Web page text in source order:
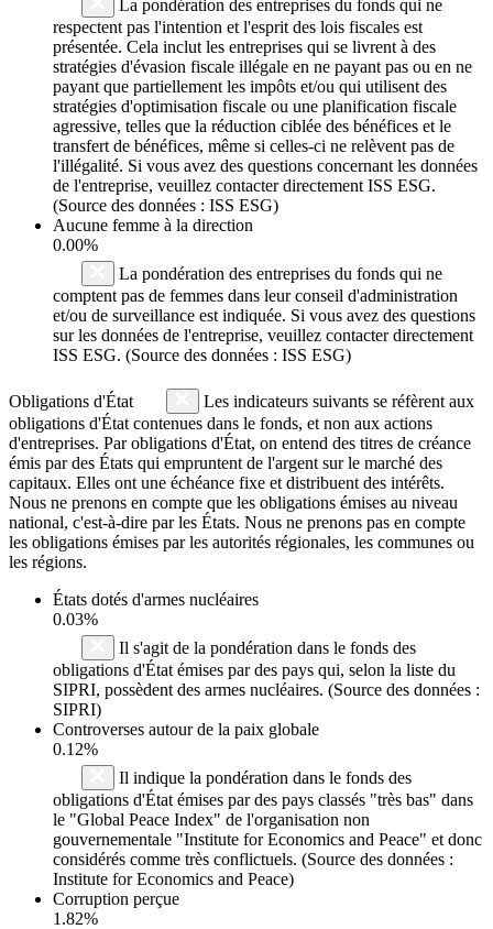
La pondération des entreprises du fonds qui ne
respectent pas l'intention et l'esprit des lois fiscales est
présentée. Cela inclut les entreprises qui se livrent à des
stratégies d'évasion fiscale illégale en ne payant pas ou en ne
payant que partiellement les impôts et/ou qui utilisent des
stratégies d'optimisation fiscale ou une planification fiscale
agressive, telles que la réduction ciblée des bénéfices et le
transfert de bénéfices, même si celles-ci ne relèvent pas de
l'illégalité. Si vous avez des questions concernant les données
de l'entreprise, veuillez contacter directement ISS ESG.
(Source des données : ISS ESG)
Aucune femme à la direction
0.00%
La pondération des entreprises du fonds qui ne
comptent pas de femmes dans leur conseil d'administration
et/ou de surveillance est indiquée. Si vous avez des questions
sur les données de l'entreprise, veuillez contacter directement
ISS ESG. (Source des données : ISS ESG)
Obligations d'État
Les indicateurs suivants se réfèrent aux
obligations d'État contenues dans le fonds, et non aux actions
d'entreprises. Par obligations d'État, on entend des titres de créance
émis par des États qui empruntent de l'argent sur le marché des
capitaux. Elles ont une échéance fixe et distribuent des intérêts.
Nous ne prenons en compte que les obligations émises au niveau
national, c'est-à-dire par les États. Nous ne prenons pas en compte
les obligations émises par les autorités régionales, les communes ou
les régions.
États dotés d'armes nucléaires
0.03%
Il s'agit de la pondération dans le fonds des
obligations d'État émises par des pays qui, selon la liste du
SIPRI, possèdent des armes nucléaires. (Source des données :
SIPRI)
Controverses autour de la paix globale
0.12%
Il indique la pondération dans le fonds des
obligations d'État émises par des pays classés "très bas" dans
le "Global Peace Index" de l'organisation non
gouvernementale "Institute for Economics and Peace" et donc
considérés comme très conflictuels. (Source des données :
Institute for Economics and Peace)
Corruption perçue
1.82%